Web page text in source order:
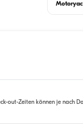
out-Zeiten können je nach